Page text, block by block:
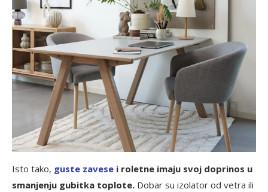
Isto tako, guste zavese i roletne imaju svoj doprinos u
smanjenju gubitka toplote. Dobar su izolator od vetra ili